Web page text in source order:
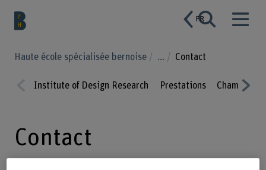
FR
Haute école spécialisée bernoise ... Contact
ious
Institute of Design Research Prestations Champs de
Contact